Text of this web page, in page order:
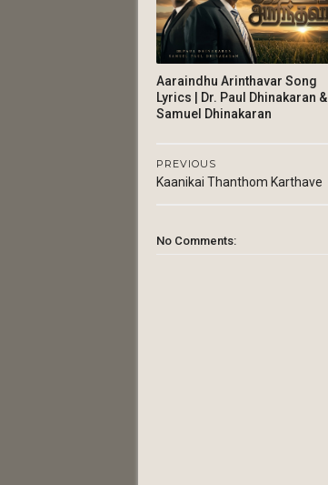
Aaraindhu Arinthavar Song
Lyrics | Dr. Paul Dhinakaran &
Samuel Dhinakaran
PREVIOUS
Kaanikai Thanthom Karthave
No Comments: